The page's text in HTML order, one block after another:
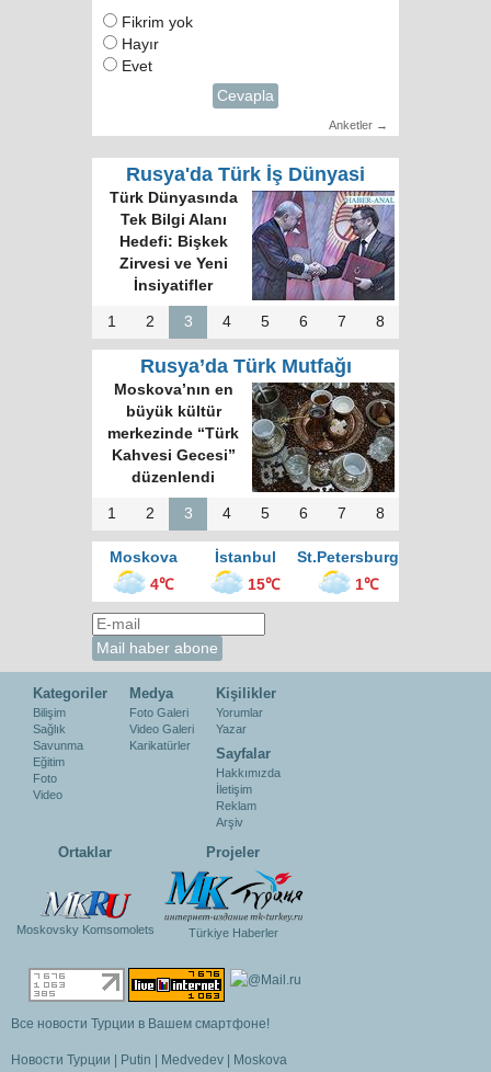
Fikrim yok
Hayır
Evet
Cevapla
Anketler →
Rusya'da Türk İş Dünyasi
Türk Dünyasında
Tek Bilgi Alanı
Hedefi: Bişkek
Zirvesi ve Yeni
İnsiyatifler
1 2 3 4 5 6 7 8
Rusya’da Türk Mutfağı
Moskova’nın en
büyük kültür
merkezinde “Türk
Kahvesi Gecesi”
düzenlendi
1 2 3 4 5 6 7 8
Moskova İstanbul
St.Petersburg
4℃
15℃ 1℃
Kategoriler
Bilişim
Sağlık
Savunma
Eğitim
Foto
Video
Medya
Foto Galeri
Video Galeri
Karikatürler
Kişilikler
Yorumlar
Yazar
Sayfalar
Hakkımızda
İletişim
Reklam
Arşiv
Ortaklar
Moskovsky Komsomolets
Projeler
Türkiye Haberler
Все новости Турции в Вашем смартфоне!
Новости Турции | Putin | Medvedev | Moskova